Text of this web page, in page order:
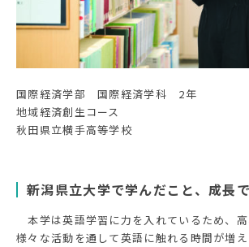
国際経済学部 国際経済学科 2年
地域経済創生コース
秋田県立横手高等学校
新潟県立大学で学んだこと、成長
本学は英語学習に力を入れているため、
様々な活動を通して英語に触れる時間が増